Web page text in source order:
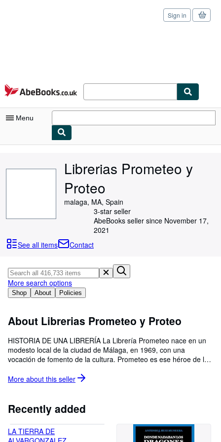
Skip to main content
AbeBooks.co.uk
Sign in
Menu
My Purchases
Browse Collections
Rare Books
Textbooks
Sellers
Help
CLOSE
Librerias Prometeo y
Proteo
malaga, MA, Spain
3-star seller
AbeBooks seller since November 17,
2021
See all items
Contact
Shop About Policies
More search options
About Librerias Prometeo y Proteo
HISTORIA DE UNA LIBRERÍA La Librería Prometeo nace en un
modesto local de la ciudad de Málaga, en 1969, con una
vocación de fomento de la cultura. Prometeo es ese héroe de la
del hombre. En 1975 aparece la Librería Proteo. El nombre hace
tiempo nos obliga a transformarnos en una empresa cada vez
más eficiente pero sin menoscabo de su vocación germinal de
servicio a la cultura, en un contexto laboral digno y en una
práctica de un comercio serio y equitativo. En todo ello seguimos,
More about this seller
Recently added
LA TIERRA DE